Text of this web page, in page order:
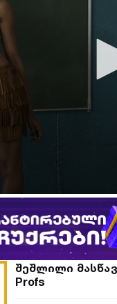
შეშლილი
Profs